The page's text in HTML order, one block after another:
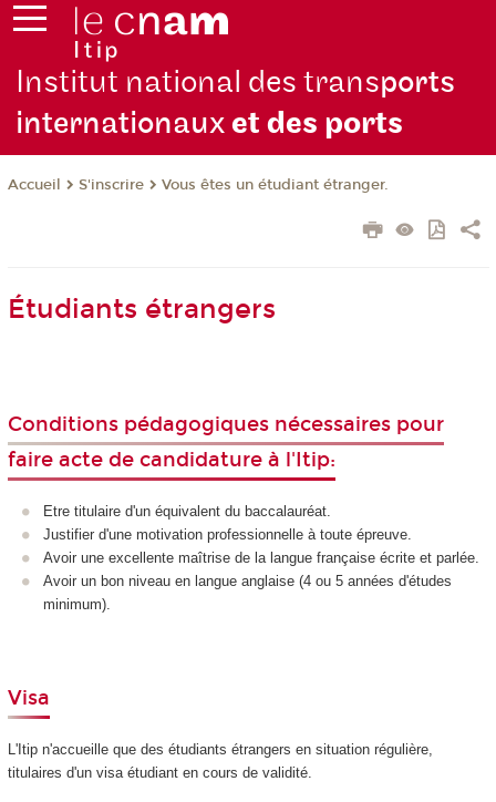
Institut national des transports
internationauxet des ports
Accueil S'inscrire Vous êtes un étudiant étranger.
Étudiants étrangers
Conditions pédagogiques nécessaires pour
faire acte de candidature à l'Itip:
Etre titulaire d'un équivalent du baccalauréat.
Justifier d'une motivation professionnelle à toute épreuve.
Avoir une excellente maîtrise de la langue française écrite et parlée.
Avoir un bon niveau en langue anglaise (4 ou 5 années d'études
minimum).
Visa
L'Itip n'accueille que des étudiants étrangers en situation régulière,
titulaires d'un visa étudiant en cours de validité.